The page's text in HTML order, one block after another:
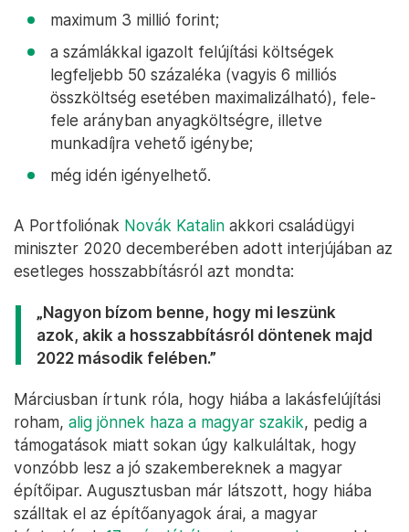
maximum 3 millió forint;
a számlákkal igazolt felújítási költségek
legfeljebb 50 százaléka (vagyis 6 milliós
összköltség esetében maximalizálható), fele-
fele arányban anyagköltségre, illetve
munkadíjra vehető igénybe;
még idén igényelhető.
A Portfoliónak Novák Katalin akkori családügyi
miniszter 2020 decemberében adott interjújában az
esetleges hosszabbításról azt mondta:
„Nagyon bízom benne, hogy mi leszünk
azok, akik a hosszabbításról döntenek majd
2022 második felében.”
Márciusban írtunk róla, hogy hiába a lakásfelújítási
roham, alig jönnek haza a magyar szakik, pedig a
támogatások miatt sokan úgy kalkuláltak, hogy
vonzóbb lesz a jó szakembereknek a magyar
építőipar. Augusztusban már látszott, hogy hiába
szálltak el az építőanyagok árai, a magyar